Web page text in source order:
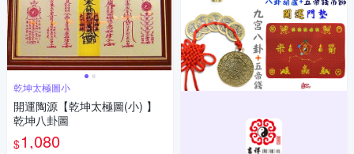
乾坤太極圖小
開運陶源【乾坤太極圖(小) 】
乾坤八卦圖
$1,080